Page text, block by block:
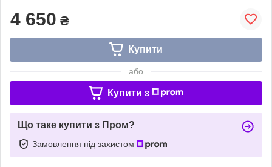
4 650 ₴
Купити
або
Купити з
Що таке купити з Пром?
Замовлення під захистом